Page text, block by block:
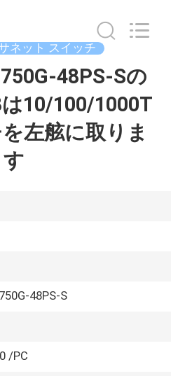
ネット スイッチ
48PS-Sの
10/100/1000T
左舷に取りま
す
48PS-S
/PC